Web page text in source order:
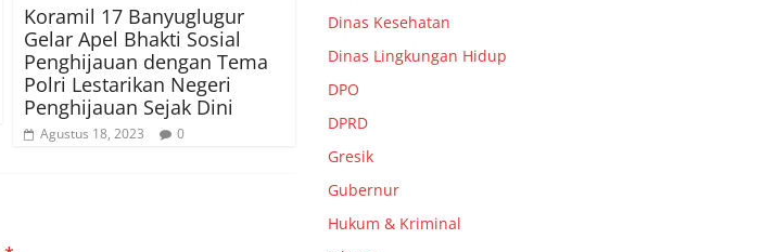
Koramil 17 Banyuglugur
Gelar Apel Bhakti Sosial
Penghijauan dengan Tema
Polri Lestarikan Negeri
Penghijauan Sejak Dini
Agustus 18, 2023 0
Dinas Kesehatan
Dinas Lingkungan Hidup
DPO
DPRD
Gresik
Gubernur
Hukum & Kriminal